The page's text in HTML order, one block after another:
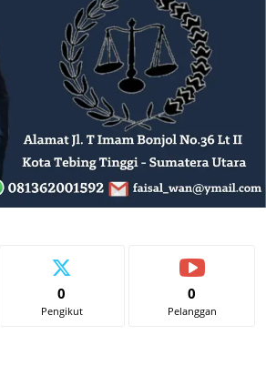
0
Pengikut
0
Pelanggan